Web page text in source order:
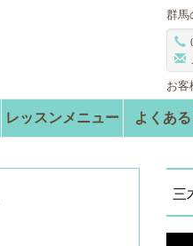
群馬
お客
レッスンメニュー よくあ
三